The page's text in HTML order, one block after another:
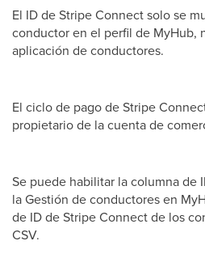
El ID de Stripe Connect solo se
conductor en el perfil de MyHub,
aplicación de conductores.
El ciclo de pago de Stripe
propietario de la cuenta de
Se puede habilitar la columna de
la Gestión de conductores en
de ID de Stripe Connect de los
CSV.